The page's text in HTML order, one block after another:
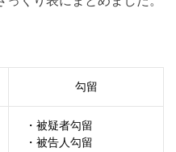
勾留
・被疑者勾留
・被告人勾留